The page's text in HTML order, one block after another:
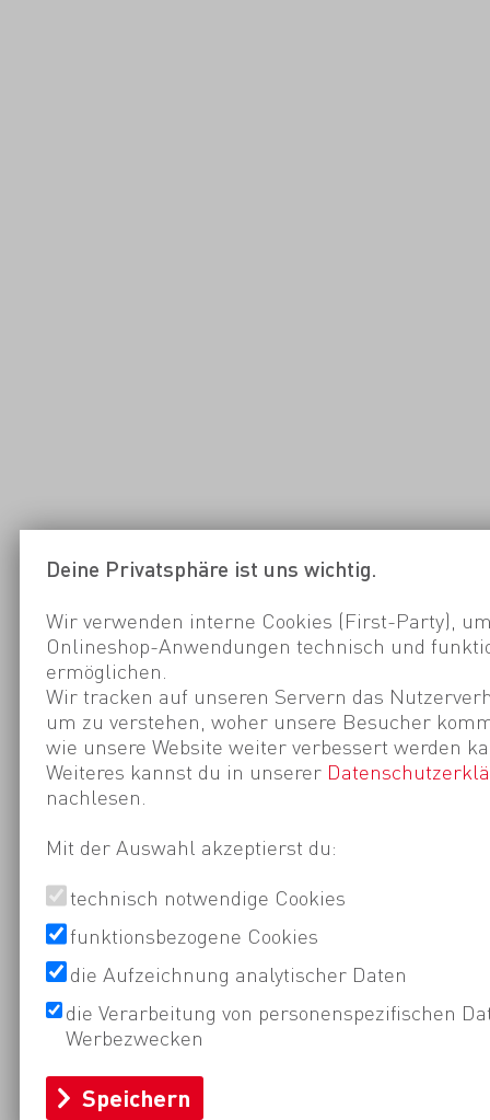
Deine Privatsphäre ist uns wichtig.
Wir verwenden interne Cookies (First-Party),
Onlineshop-Anwendungen technisch und
ermöglichen.
Wir tracken auf unseren Servern das
um zu verstehen, woher unsere Besucher
wie unsere Website weiter verbessert werden
Weiteres kannst du in unserer
nachlesen.
Mit der Auswahl akzeptierst du:
technisch notwendige Cookies
funktionsbezogene Cookies
die Aufzeichnung analytischer Daten
die Verarbeitung von personenspezifischen
Werbezwecken
Speichern